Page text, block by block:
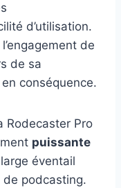
d’utilisation.
de
de sa
conséquence.
Rodecaster Pro
puissante
éventail
de podcasting.